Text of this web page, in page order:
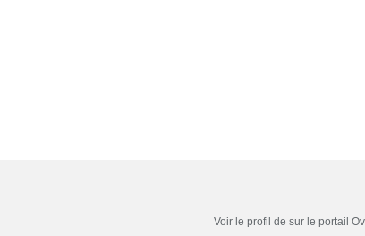
Voir le profil de sur le portail